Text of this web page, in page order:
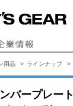
用品 ラインナップ
バープレート